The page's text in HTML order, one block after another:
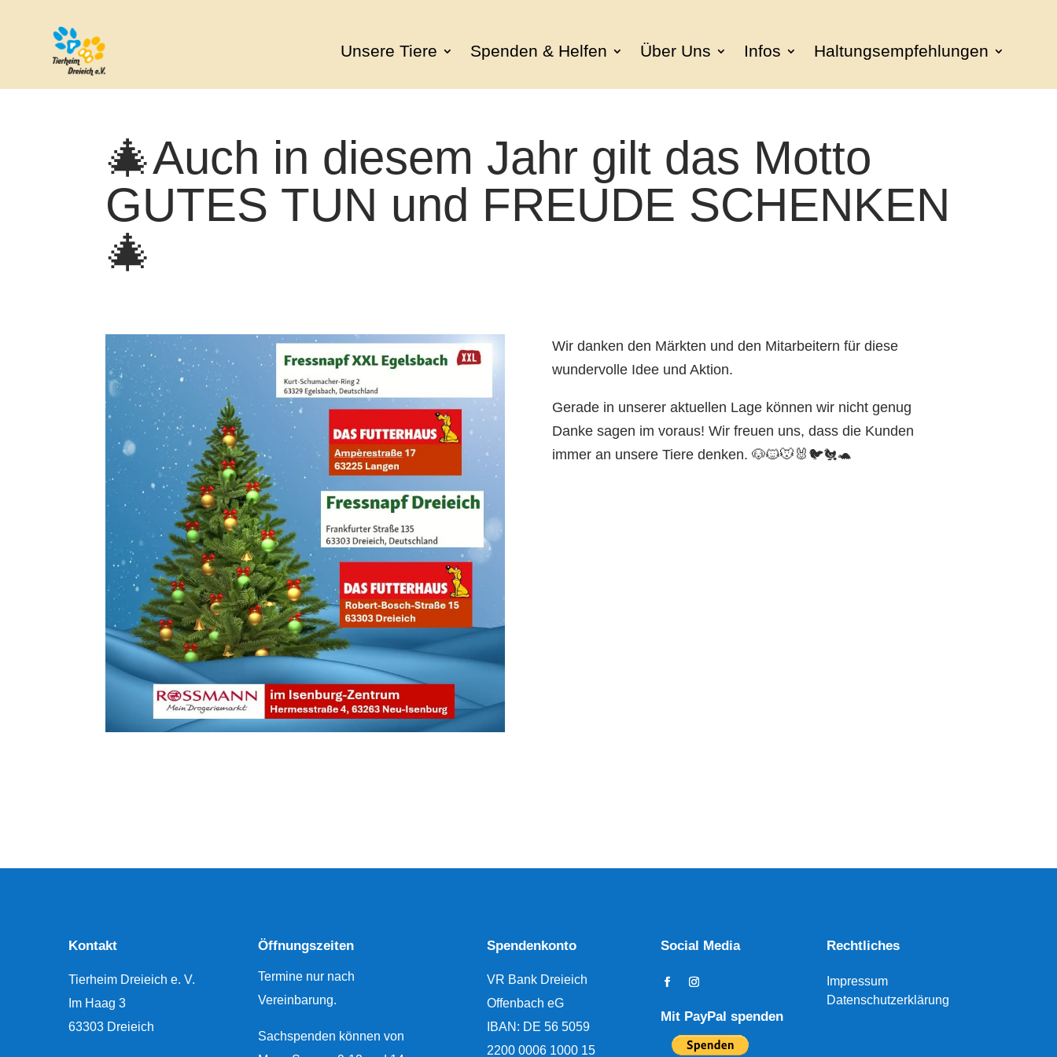
Unsere Tiere Spenden & Helfen Über Uns Infos Haltungsempfehlungen
🎄Auch in diesem Jahr gilt das Motto
GUTES TUN und FREUDE SCHENKEN
🎄
Wir danken den Märkten und den Mitarbeitern für diese
wundervolle Idee und Aktion.
Gerade in unserer aktuellen Lage können wir nicht genug
Danke sagen im voraus! Wir freuen uns, dass die Kunden
immer an unsere Tiere denken. 🐶🐱🐭🐰🐦🐔🐢
Kontakt
Tierheim Dreieich e. V.
Im Haag 3
63303 Dreieich
Öffnungszeiten
Termine nur nach
Vereinbarung.
Sachspenden können von
Spendenkonto
VR Bank Dreieich
Offenbach eG
IBAN: DE 56 5059
2200 0006 1000 15
Social Media
Mit PayPal spenden
Rechtliches
Impressum
Datenschutzerklärung